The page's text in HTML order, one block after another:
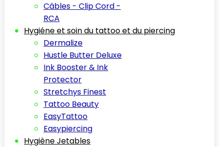
Câbles - Clip Cord -
RCA
Hygiéne et soin du tattoo et du piercing
Dermalize
Hustle Butter Deluxe
Ink Booster & Ink
Protector
Stretchys Finest
Tattoo Beauty
EasyTattoo
Easypiercing
Hygiène Jetables